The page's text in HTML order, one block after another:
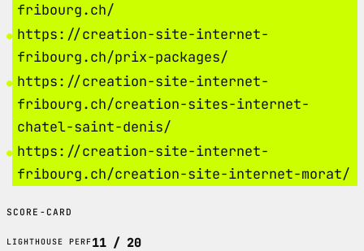
fribourg.ch/
https://creation-site-internet-
fribourg.ch/prix-packages/
https://creation-site-internet-
fribourg.ch/creation-sites-internet-
chatel-saint-denis/
https://creation-site-internet-
fribourg.ch/creation-site-internet-morat/
SCORE-CARD
LIGHTHOUSE PERF11 / 20